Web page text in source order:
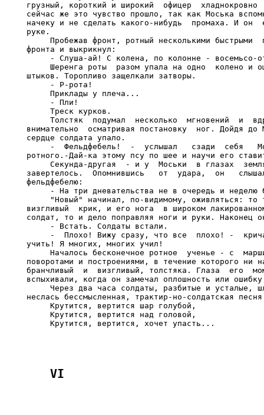
грузный, короткий и широкий  офицер
сейчас же это чувство прошло, так как Моська
начеку и не сделать какого-нибудь  промаха. И он
руке.
Пробежав фронт, ротный несколькими быстрыми
фронта и выкрикнул:
- Слуша-ай! С колена, по колонне - восемьсо-
Шеренга роты  разом упала на одно  колено и
штыков. Торопливо защелкали затворы.
     - Р-рота!
     Приклады у плеча...
     - Пли!
     Треск курков.
Толстяк  подумал  несколько  мгновений  и
внимательно  осматривая постановку  ног. Дойдя
сердце солдата упало.
-  Фельдфебель!  -  услышал   сзади  себя
ротного.-Дай-ка этому псу по шее и научи его
Секунда-другая  - и у  Моськи  в глазах
завертелось.  Опомнившись   от  удара,  он
фельдфебелю:
- На три дневательства не в очередь и неделю
"Новый" начинал, по-видимому, оживляться: то
визгливый  крик, и его нога  в широком
солдат, то и дело поправляя ноги и руки. Наконец
     - Встать. Солдаты встали.
-  Плохо! Вижу сразу, что все  плохо! -
учить! Я многих, многих учил!
Началось бесконечное ротное  ученье - с
поворотами и построениями, в течение которого ни
бранчливый  и  визгливый, толстяка. Глаза  его
вспыхивали, когда он замечал оплошность или
Через два часа солдаты, разбитые и усталые,
неслась бессмысленная, трактир-но-солдатская
     Крутится, вертится шар голубой,
     Крутится, вертится над головой,